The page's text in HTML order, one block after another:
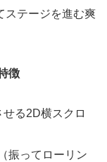
ステージを進む爽
徴
る2D横スクロ
振ってローリン